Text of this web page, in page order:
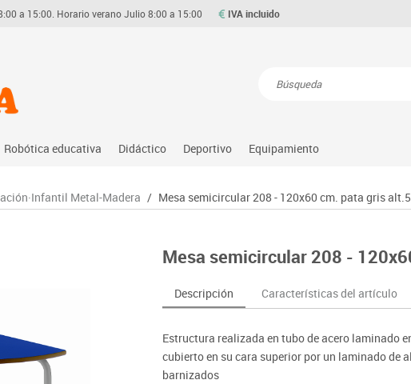
a 15:00. Horario verano Julio 8:00 a 15:00 IVA incluido
Robótica educativa
Arduino
Didáctico
Asociación y atención
Espacios exteriores
Juegos heurísticos
Juegos simbólicos
Lenguaje & idiomas
Matemáticas
Música
Primeras edades
Psicomotricidad
Stem
Tinkering
Deportivo
Atletismo
Comp. deportivos
Deportes raqueta
Equipamiento
Hockey
Protección
Equipamiento
Aulas entornos naturales
Mesas educación
Percheros, baldas y taquillas
Sillas, bancos y taburetes
Metal-Madera / Mesa semicircular 208 - 120x60 cm. pata gris
Mesa semicircular 208 -
Descripción Características del artículo
Estructura realizada en tubo de acero laminado
cubierto en su cara superior por un laminado de
barnizados